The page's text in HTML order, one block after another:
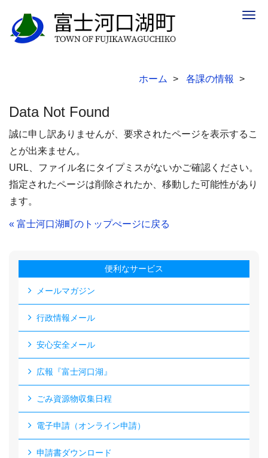
ホーム 各課の情報
Data Not Found
誠に申し訳ありませんが、要求されたページを表示するこ
とが出来ません。
URL、ファイル名にタイプミスがないかご確認ください。
指定されたページは削除されたか、移動した可能性があり
ます。
« 富士河口湖町のトップぺージに戻る
便利なサービス
メールマガジン
行政情報メール
安心安全メール
広報『富士河口湖』
ごみ資源物収集日程
電子申請（オンライン申請）
申請書ダウンロード